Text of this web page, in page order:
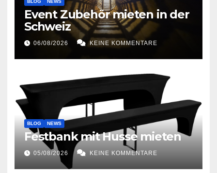
BLOG NEWS
Event Zubehör mieten in der
Schweiz
06/08/2026 KEINE KOMMENTARE
BLOG NEWS
Festbank mit Husse mieten
05/08/2026 KEINE KOMMENTARE